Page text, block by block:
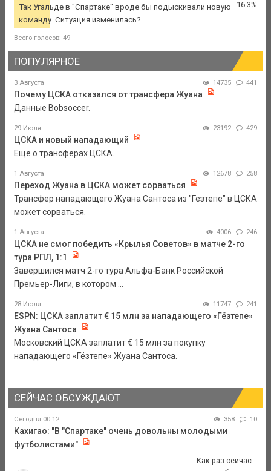
Так Угальде в "Спартаке" вроде бы подыскивали новую
команду. Ситуация изменилась?
16.3%
Всего голосов: 49
ПОПУЛЯРНОЕ
3 Августа 14735 441
Почему ЦСКА отказался от трансфера Жуана
Данные Bobsoccer.
29 Июля 23192 429
ЦСКА и новый нападающий
Еще о трансферах ЦСКА.
1 Августа 12678 258
Переход Жуана в ЦСКА может сорваться
Трансфер нападающего Жуана Сантоса из "Гезтепе" в ЦСКА
может сорваться.
1 Августа 4006 246
ЦСКА не смог победить «Крылья Советов» в матче 2-го
тура РПЛ, 1:1
Завершился матч 2-го тура Альфа-Банк Российской
Премьер-Лиги, в котором ...
28 Июля 11747 241
ESPN: ЦСКА заплатит € 15 млн за нападающего «Гёзтепе»
Жуана Сантоса
Московский ЦСКА заплатит € 15 млн за покупку
нападающего «Гёзтепе» Жуана Сантоса.
СЕЙЧАС ОБСУЖДАЮТ
Сегодня 00:12 358 10
Кахигао: "В "Спартаке" очень довольны молодыми
футболистами"
Как раз сейчас